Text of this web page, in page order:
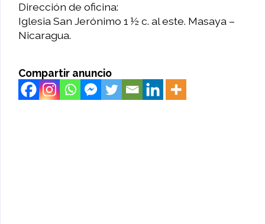
Dirección de oficina:
Iglesia San Jerónimo 1 ½ c. al este. Masaya –
Nicaragua.
Compartir anuncio